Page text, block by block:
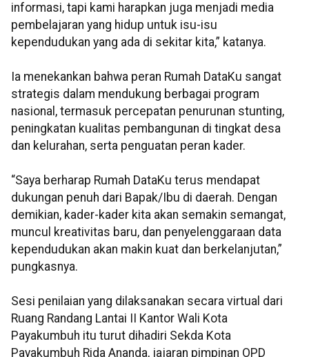
informasi, tapi kami harapkan juga menjadi media
pembelajaran yang hidup untuk isu-isu
kependudukan yang ada di sekitar kita,” katanya.
Ia menekankan bahwa peran Rumah DataKu sangat
strategis dalam mendukung berbagai program
nasional, termasuk percepatan penurunan stunting,
peningkatan kualitas pembangunan di tingkat desa
dan kelurahan, serta penguatan peran kader.
“Saya berharap Rumah DataKu terus mendapat
dukungan penuh dari Bapak/Ibu di daerah. Dengan
demikian, kader-kader kita akan semakin semangat,
muncul kreativitas baru, dan penyelenggaraan data
kependudukan akan makin kuat dan berkelanjutan,”
pungkasnya.
Sesi penilaian yang dilaksanakan secara virtual dari
Ruang Randang Lantai II Kantor Wali Kota
Payakumbuh itu turut dihadiri Sekda Kota
Payakumbuh Rida Ananda, jajaran pimpinan OPD